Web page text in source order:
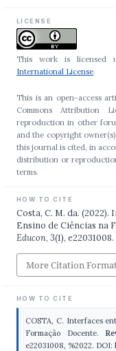
LICENSE
This work is
International License.
This is an open-access
Commons Attribution
reproduction in other
and the copyright
this journal is cited, in
distribution or
terms.
HOW TO CITE
Costa, C. M. da.
Ensino de Ciências na
Educon, 3(1), e22031008.
More Citation
HOW TO CITE
COSTA, C. Interfaces
Formação Docente.
e22031008, %2022.